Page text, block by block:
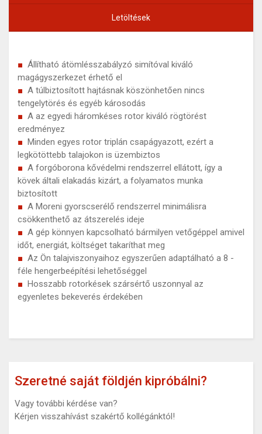
Letöltések
Állítható átömlésszabályzó simítóval kiváló
magágyszerkezet érhető el
A túlbiztosított hajtásnak köszönhetően nincs
tengelytörés és egyéb károsodás
A az egyedi háromkéses rotor kiváló rögtörést
eredményez
Minden egyes rotor triplán csapágyazott, ezért a
legkötöttebb talajokon is üzembiztos
A forgóborona kővédelmi rendszerrel ellátott, így a
kövek általi elakadás kizárt, a folyamatos munka
biztosított
A Moreni gyorscserélő rendszerrel minimálisra
csökkenthető az átszerelés ideje
A gép könnyen kapcsolható bármilyen vetőgéppel amivel
időt, energiát, költséget takaríthat meg
Az Ön talajviszonyaihoz egyszerűen adaptálható a 8 -
féle hengerbeépítési lehetőséggel
Hosszabb rotorkések szársértő uszonnyal az
egyenletes bekeverés érdekében
Szeretné saját földjén kipróbálni?
Vagy további kérdése van?
Kérjen visszahívást szakértő kollégánktól!